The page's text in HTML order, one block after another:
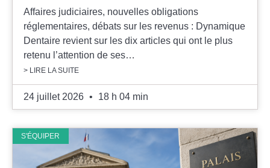
Affaires judiciaires, nouvelles obligations
réglementaires, débats sur les revenus : Dynamique
Dentaire revient sur les dix articles qui ont le plus
retenu l’attention de ses…
> LIRE LA SUITE
24 juillet 2026 18 h 04 min
S'ÉQUIPER